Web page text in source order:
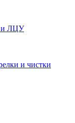
и ЛЦУ
и чистки